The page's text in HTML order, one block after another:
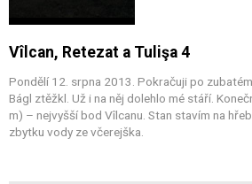
Vîlcan, Retezat a Tulişa 4
Pondělí 12. srpna 2013. Pokračuji po
Bágl ztěžkl. Už i na něj dolehlo mé stáří.
m) – nejvyšší bod Vîlcanu. Stan stavím na
zbytku vody ze včerejška.